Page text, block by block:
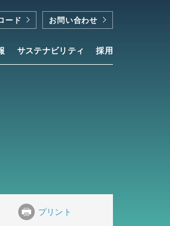
サステナビリティ 採用
ード お問い合わせ
プリント